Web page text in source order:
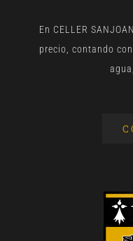
En CELLER
precio, contando